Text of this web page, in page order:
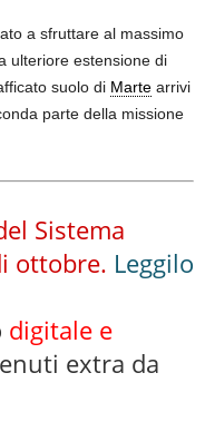
a sfruttare al massimo
ulteriore estensione di
suolo di Marte arrivi
parte della missione
Sistema
ottobre. Leggilo
digitale e
extra da